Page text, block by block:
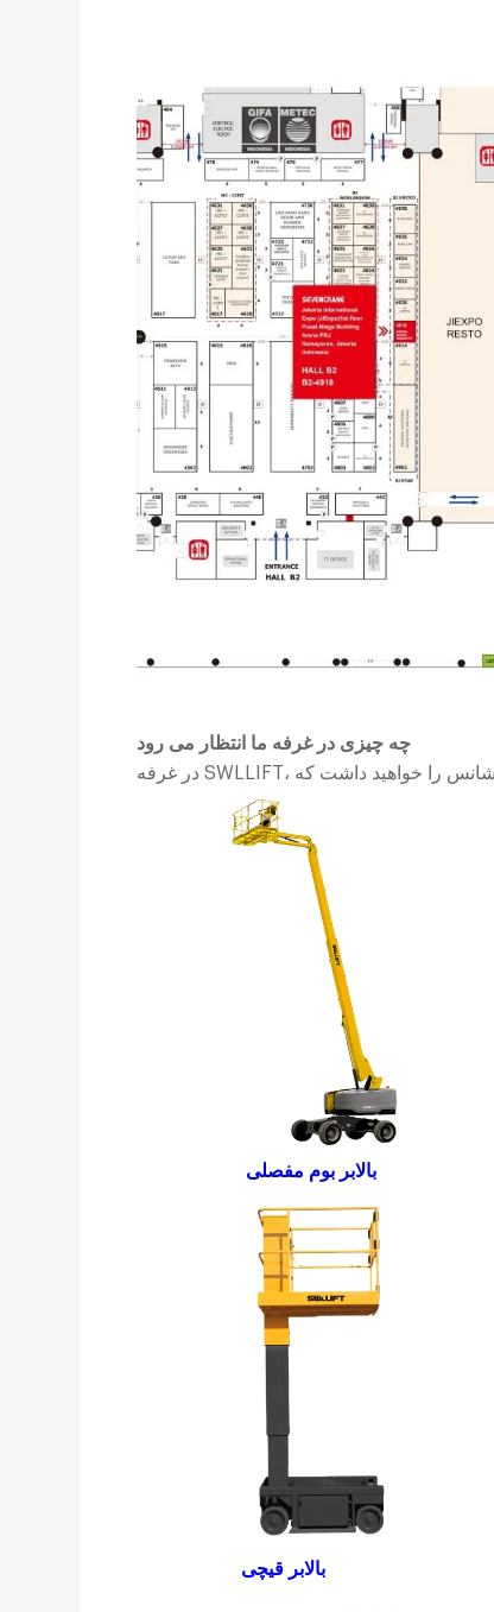
چه چیزی در غرفه ما انتظار می رود
بالابر بوم مفصلی
بالابر قیچی